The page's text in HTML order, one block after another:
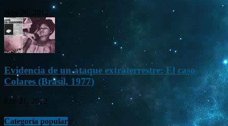
Nov 26, 2012
Evidencia de un ataque extraterrestre: El caso
Colares (Brasil, 1977)
Ene 21, 2012
Categoría popular